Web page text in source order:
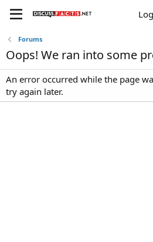
Forums
Oops! We ran into some
An error occurred while the page
try again later.